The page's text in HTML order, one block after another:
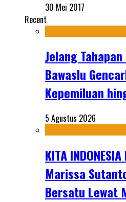
30 Mei 2017
Recent
Jelang
Bawaslu
Kepemiluan
5 Agustus 2026
KITA
Marissa
Bersatu Lewat